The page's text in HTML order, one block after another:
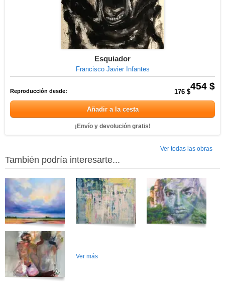
Esquiador
Francisco Javier Infantes
454 $
Reproducción desde: 176 $
Añadir a la cesta
¡Envío y devolución gratis!
Ver todas las obras
También podría interesarte...
Ver más